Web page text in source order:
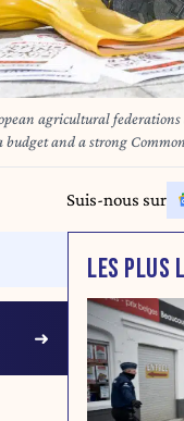
agricultural
and a strong
| Des représentants de
Les agriculteurs en ont plein
Suis-nous sur
LES PLUS